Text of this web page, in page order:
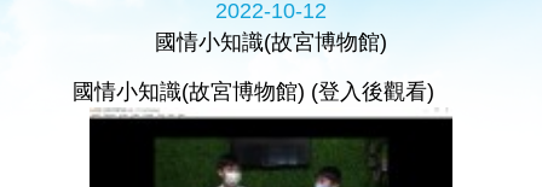
2022-10-12
國情小知識(故宮博物館)
國情小知識(故宮博物館) (登入後觀看)